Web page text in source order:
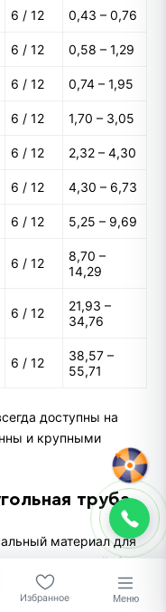
Избранное Меню
6 / 12 0,43 – 0,76
6 / 12 0,58 – 1,29
6 / 12 0,74 – 1,95
6 / 12 1,70 – 3,05
6 / 12 2,32 – 4,30
6 / 12 4,30 – 6,73
6 / 12 5,25 – 9,69
6 / 12
8,70 –
14,29
6 / 12
21,93 –
34,76
6 / 12
38,57 –
55,71
доступны на
и крупными
труба
материал для
Она
несущих
и козырьков,